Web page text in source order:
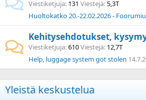
Viestiketjuja 131 Viestejä 5,3T
Huoltokatko 20.-22.02.2026 -
Kehitysehdotukset,
Viestiketjuja 610Viestejä 12,7T
Help, luggage system got stolen
Yleistä keskustelua